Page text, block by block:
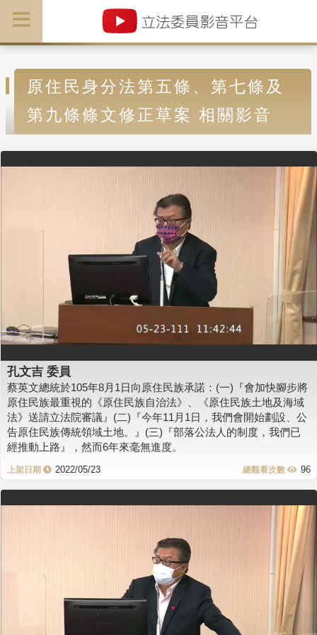
原住民身分法第五條、第七條及
第九條條文修正草案 相關影音
孔文吉 委員
蔡英文總統於105年8月1日向原住民族承諾：(一)『會加快腳步將
原住民族最重視的《原住民族自治法》、《原住民族土地及海域
法》送請立法院審議』(二)『今年11月1日，我們會開始劃設、公
告原住民族傳統領域土地。』(三)『部落公法人的制度，我們已
經推動上路』，然而6年來毫無進度。
2022/05/23 96